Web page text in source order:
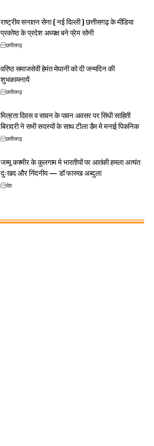
राष्ट्रीय सनातन सेना ( नई दिल्ली ) छत्तीसगढ़ के मीडिया
प्रकोष्ठ के प्रदेश अध्यक्ष बने प्रेम सोनी
छत्तीसगढ़
वरिष्ठ समाजसेवी हेमंत मेघानी को दी जन्मदिन की
शुभकामनायें
छत्तीसगढ़
मित्रता दिवस व सावन के पावन अवसर पर सिंधी साहिती
बिरादरी ने सभी सदस्यों के साथ टीला डैम मे मनाई पिकनिक
छत्तीसगढ़
जम्मू कश्मीर के कुलगाम मे भारतीयों पर आतंकी हमला अत्यंत
दुःखद और निंदनीय — डॉ फारुख अब्दुला
देश